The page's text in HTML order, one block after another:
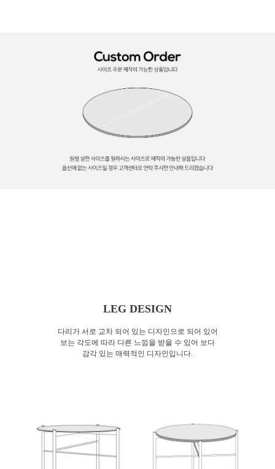
LEG DESIGN
다리가 서로 교차 되어 있는 디자인으로 되어 있어
보는 각도에 따라 다른 느낌을 받을 수 있어 보다
감각 있는 매력적인 디자인입니다.